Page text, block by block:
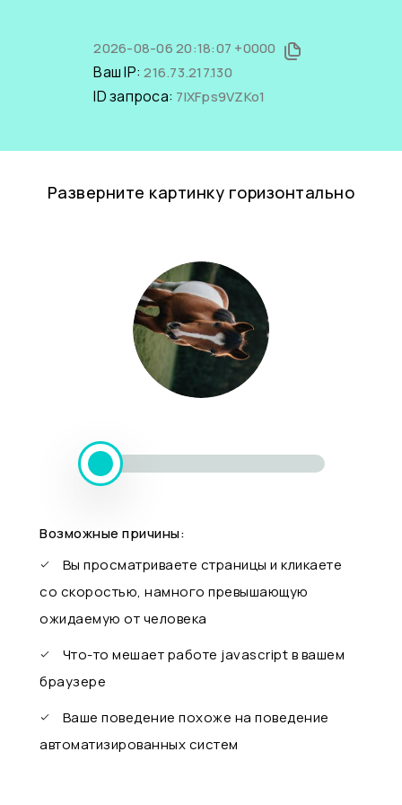
2026-08-06 20:18:07 +0000
Ваш IP:216.73.217.130
ID запроса: 7IXFps9VZKo1
Разверните картинку горизонтально
Возможные причины:
Вы просматриваете страницы и кликаете
со скоростью, намного превышающую
ожидаемую от человека
Что-то мешает работе javascript в вашем
браузере
Ваше поведение похоже на поведение
автоматизированных систем